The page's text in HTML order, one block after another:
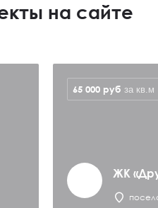
на сайте
ЖК
65 000 руб за кв.м